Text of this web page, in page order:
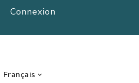
Connexion
Français